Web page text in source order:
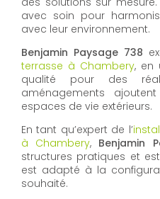
avec soin pour
avec leur environnement.
Benjamin Paysage 738
terrasse à Chambery, en
qualité pour des
aménagements
espaces de vie extérieurs.
En tant qu’expert de l’
à Chambery, Benjamin
structures pratiques et
est adapté à la
souhaité.